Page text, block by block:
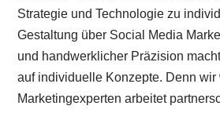
Strategie und Technologie zu
Gestaltung über Social Media
und handwerklicher Präzision
auf individuelle Konzepte. Denn
Marketingexperten arbeitet